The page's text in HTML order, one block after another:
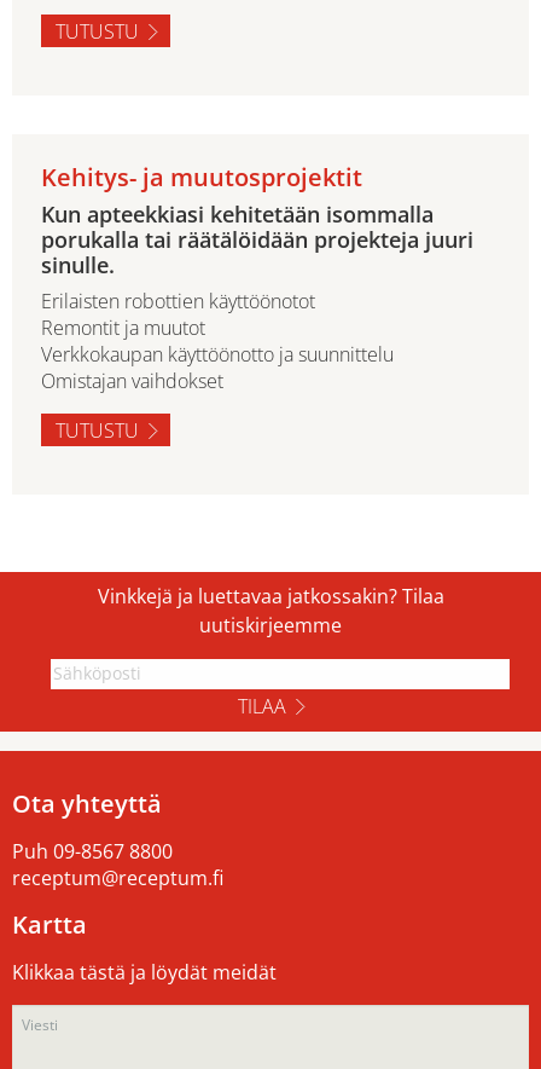
TUTUSTU
Kehitys- ja muutosprojektit
Kun apteekkiasi kehitetään isommalla
porukalla tai räätälöidään projekteja juuri
sinulle.
Erilaisten robottien käyttöönotot
Remontit ja muutot
Verkkokaupan käyttöönotto ja suunnittelu
Omistajan vaihdokset
TUTUSTU
Vinkkejä ja luettavaa jatkossakin? Tilaa
uutiskirjeemme
TILAA
Ota yhteyttä
Puh 09-8567 8800
receptum@receptum.fi
Kartta
Klikkaa tästä ja löydät meidät